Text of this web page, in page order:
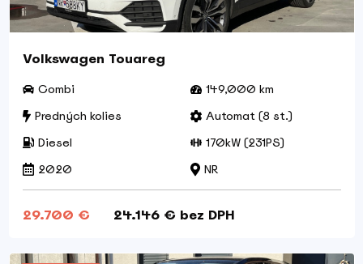
Volkswagen Touareg
Combi
149,000 km
Predných kolies
Automat (8 st.)
Diesel
170kW (231PS)
2020
NR
29.700 € 24.146 € bez DPH